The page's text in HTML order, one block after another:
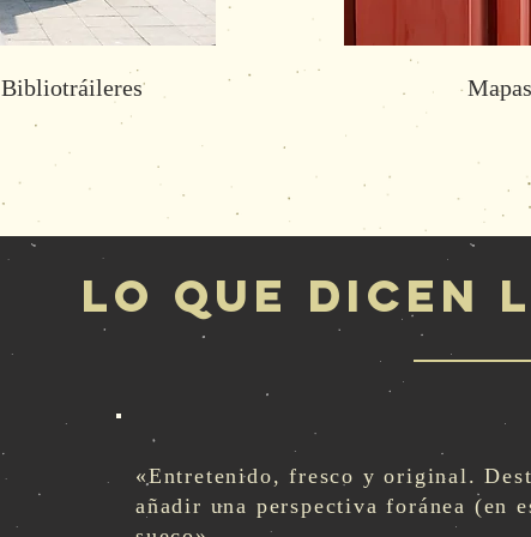
Bibliotráileres Mapas
lo que dicen
«Entretenido, fresco y original.
añadir una perspectiva foránea (en